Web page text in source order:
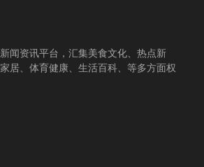
闻资讯平台，汇集美食文化、热点新
居、体育健康、生活百科、等多方面权